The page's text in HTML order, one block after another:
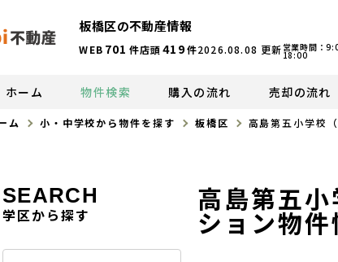
板橋区の不動産情報
WEB 701 件店頭419件2026.08.08 更新 営業時間：
18:00
ホーム 物件検索 購入の流れ 売却の流れ
ム 小・中学校から物件を探す 板橋区 高島第五小学校
高島第五
ション物件
SEARCH
学区から探す